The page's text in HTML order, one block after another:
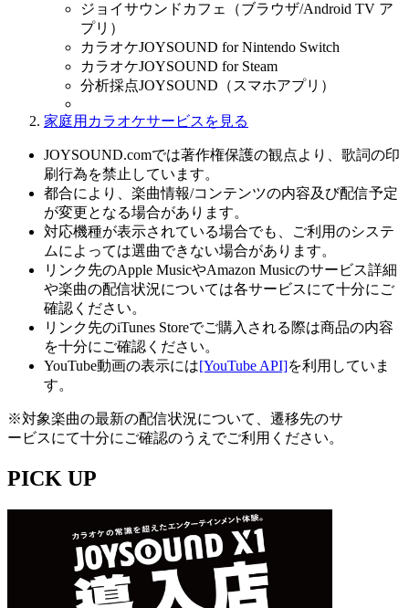
ジョイサウンドカフェ（ブラウザ/Android TV ア
プリ）
カラオケJOYSOUND for Nintendo Switch
カラオケJOYSOUND for Steam
分析採点JOYSOUND（スマホアプリ）
家庭用カラオケサービスを見る
JOYSOUND.comでは著作権保護の観点より、歌詞の印
刷行為を禁止しています。
都合により、楽曲情報/コンテンツの内容及び配信予定
が変更となる場合があります。
対応機種が表示されている場合でも、ご利用のシステ
ムによっては選曲できない場合があります。
リンク先のApple MusicやAmazon Musicのサービス詳細
や楽曲の配信状況については各サービスにて十分にご
確認ください。
リンク先のiTunes Storeでご購入される際は商品の内容
を十分にご確認ください。
YouTube動画の表示には[YouTube API]を利用していま
す。
※対象楽曲の最新の配信状況について、遷移先のサ
ービスにて十分にご確認のうえでご利用ください。
PICK UP